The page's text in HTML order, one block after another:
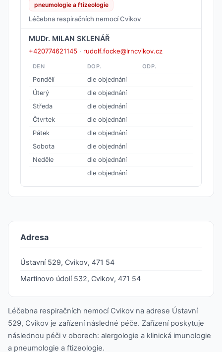
pneumologie a ftizeologie
Léčebna respiračních nemocí Cvikov
MUDr. MILAN SKLENÁŘ
+420774621145 · rudolf.focke@lrncvikov.cz
DEN DOP. ODP.
Pondělí
dle objednání
Úterý
dle objednání
Středa
dle objednání
Čtvrtek
dle objednání
Pátek
dle objednání
Sobota
dle objednání
Neděle
dle objednání
dle objednání
Adresa
Ústavní 529, Cvikov, 471 54
Martinovo údolí 532, Cvikov, 471 54
Léčebna respiračních nemocí Cvikov na adrese Ústavní
529, Cvikov je zařízení následné péče. Zařízení poskytuje
následnou péči v oborech: alergologie a klinická imunologie
a pneumologie a ftizeologie.